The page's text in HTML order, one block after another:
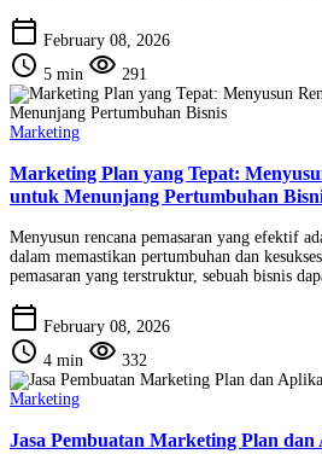
calendar_today February 08, 2026
schedule 5 min visibility 291
Marketing
Marketing Plan yang Tepat:
untuk Menunjang Pertumbuhan
Menyusun rencana pemasaran yang efektif
dalam memastikan pertumbuhan dan
pemasaran yang terstruktur, sebuah bisnis
calendar_today February 08, 2026
schedule 4 min visibility 332
Marketing
Jasa Pembuatan Marketing Plan